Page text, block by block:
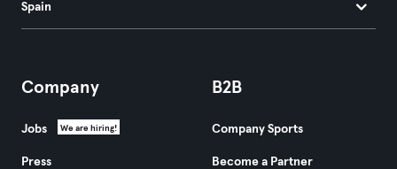
Spain
Company
Jobs We are hiring!
Press
B2B
Company Sports
Become a Partner